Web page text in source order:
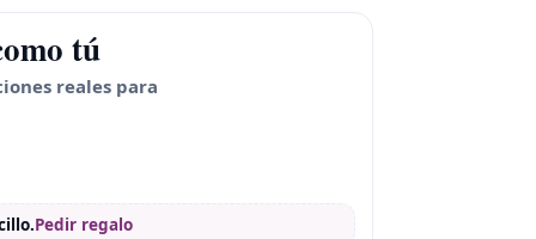
tú
reales para
Pedir regalo